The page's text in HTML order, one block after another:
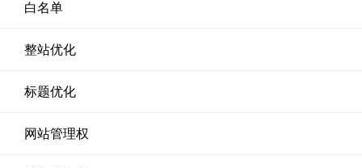
白名单
整站优化
标题优化
网站管理权